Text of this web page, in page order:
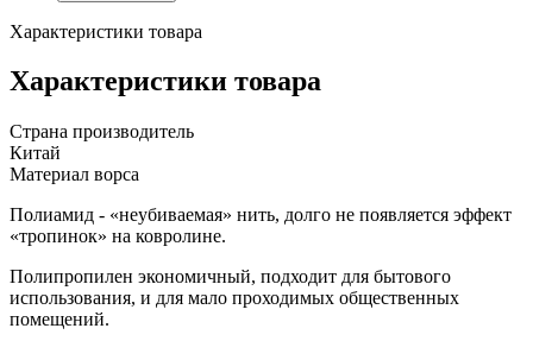
Характеристики товара
Характеристики товара
Страна производитель
Китай
Материал ворса
Полиамид - «неубиваемая» нить, долго не появляется эффект
«тропинок» на ковролине.
Полипропилен экономичный, подходит для бытового
использования, и для мало проходимых общественных
помещений.